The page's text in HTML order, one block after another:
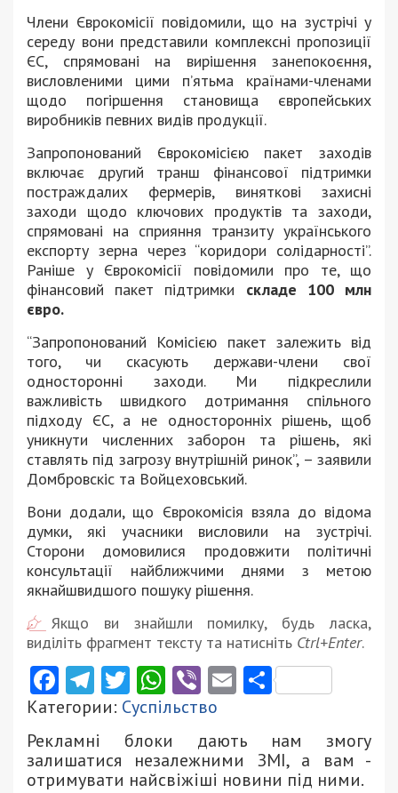
Члени Єврокомісії повідомили, що на зустрічі у
середу вони представили комплексні пропозиції
ЄС, спрямовані на вирішення занепокоєння,
висловленими цими п’ятьма країнами-членами
щодо погіршення становища європейських
виробників певних видів продукції.
Запропонований Єврокомісією пакет заходів
включає другий транш фінансової підтримки
постраждалих фермерів, виняткові захисні
заходи щодо ключових продуктів та заходи,
спрямовані на сприяння транзиту українського
експорту зерна через “коридори солідарності”.
Раніше у Єврокомісії повідомили про те, що
фінансовий пакет підтримки складе 100 млн
євро.
“Запропонований Комісією пакет залежить від
того, чи скасують держави-члени свої
односторонні заходи. Ми підкреслили
важливість швидкого дотримання спільного
підходу ЄС, а не односторонніх рішень, щоб
уникнути численних заборон та рішень, які
ставлять під загрозу внутрішній ринок”, – заявили
Домбровскіс та Войцеховський.
Вони додали, що Єврокомісія взяла до відома
думки, які учасники висловили на зустрічі.
Сторони домовилися продовжити політичні
консультації найближчими днями з метою
якнайшвидшого пошуку рішення.
Якщо ви знайшли помилку, будь ласка,
виділіть фрагмент тексту та натисніть Ctrl+Enter.
Facebook
Telegram
Twitter
WhatsApp
ViberEmail
Категории: Суспільство
Рекламні блоки дають нам змогу
залишатися незалежними ЗМІ, а вам -
отримувати найсвіжіші новини під ними.